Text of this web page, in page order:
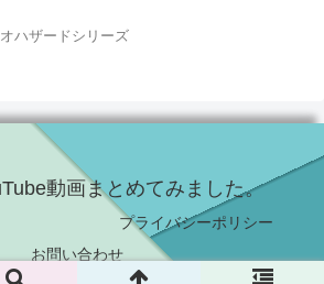
ハザードシリーズ
動画まとめてみました。
プライバシーポリシー
お問い合わせ